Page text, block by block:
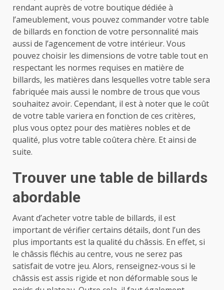
rendant auprès de votre boutique dédiée à
l’ameublement, vous pouvez commander votre table
de billards en fonction de votre personnalité mais
aussi de l’agencement de votre intérieur. Vous
pouvez choisir les dimensions de votre table tout en
respectant les normes requises en matière de
billards, les matières dans lesquelles votre table sera
fabriquée mais aussi le nombre de trous que vous
souhaitez avoir. Cependant, il est à noter que le coût
de votre table variera en fonction de ces critères,
plus vous optez pour des matières nobles et de
qualité, plus votre table coûtera chère. Et ainsi de
suite.
Trouver une table de billards
abordable
Avant d’acheter votre table de billards, il est
important de vérifier certains détails, dont l’un des
plus importants est la qualité du châssis. En effet, si
le châssis fléchis au centre, vous ne serez pas
satisfait de votre jeu. Alors, renseignez-vous si le
châssis est assis rigide et non déformable sous le